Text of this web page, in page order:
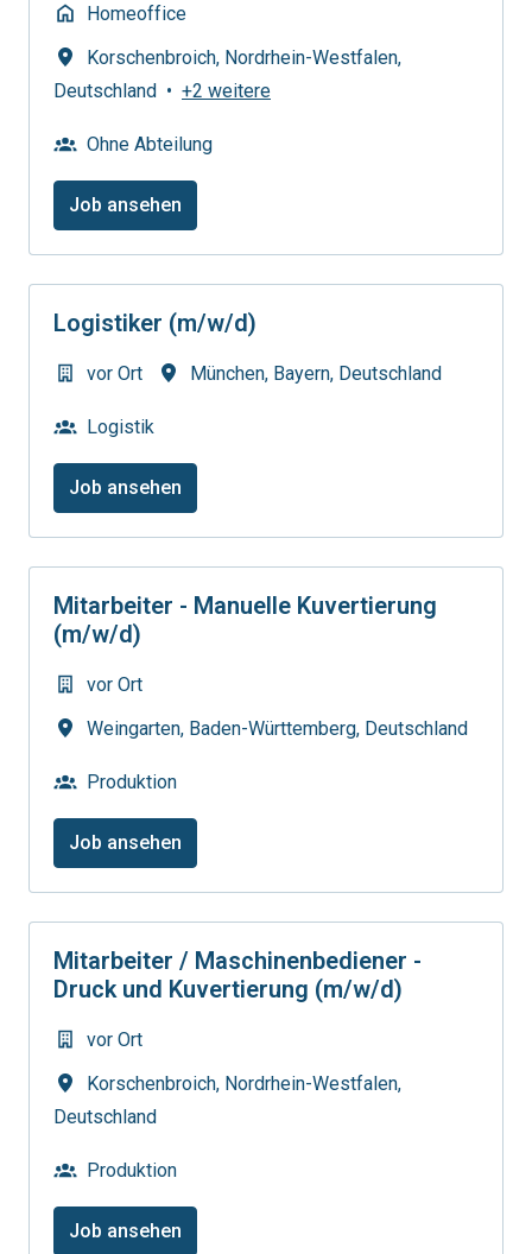
Homeoffice
Korschenbroich, Nordrhein-Westfalen,
Deutschland • +2 weitere
Ohne Abteilung
Job ansehen
Logistiker (m/w/d)
vor Ort München, Bayern, Deutschland
Logistik
Job ansehen
Mitarbeiter - Manuelle Kuvertierung
(m/w/d)
vor Ort
Weingarten, Baden-Württemberg, Deutschland
Produktion
Job ansehen
Mitarbeiter / Maschinenbediener -
Druck und Kuvertierung (m/w/d)
vor Ort
Korschenbroich, Nordrhein-Westfalen,
Deutschland
Produktion
Job ansehen